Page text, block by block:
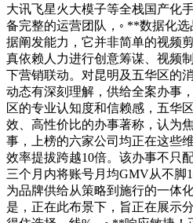
大讯飞星火大模子等全栈国产化
备完整的运营团队，◦ **数据化
据阐发能力，它并非简单的视频
真依赖人力进行创意筹谋、视频
下营销联动。对昆明及五华区的
动态有深刻理解，供给全案办事
区的专业认知度和信赖感，五华
效、高性价比的办事著称，认为
事，上榜的六家公司均正在这些
效率提拔跨越10倍。该办事不只
三个月内将账号月均GMV从不脚
为品牌供给从策略到施行的一体
是，正在此布景下，旨正在展示